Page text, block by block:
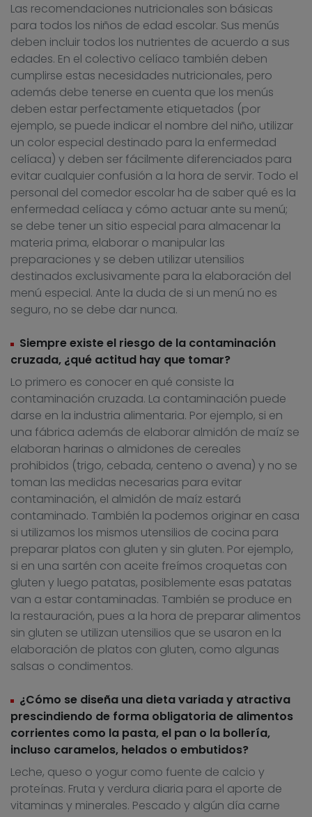
Las recomendaciones nutricionales son básicas
para todos los niños de edad escolar. Sus menús
deben incluir todos los nutrientes de acuerdo a sus
edades. En el colectivo celíaco también deben
cumplirse estas necesidades nutricionales, pero
además debe tenerse en cuenta que los menús
deben estar perfectamente etiquetados (por
ejemplo, se puede indicar el nombre del niño, utilizar
un color especial destinado para la enfermedad
celíaca) y deben ser fácilmente diferenciados para
evitar cualquier confusión a la hora de servir. Todo el
personal del comedor escolar ha de saber qué es la
enfermedad celíaca y cómo actuar ante su menú;
se debe tener un sitio especial para almacenar la
materia prima, elaborar o manipular las
preparaciones y se deben utilizar utensilios
destinados exclusivamente para la elaboración del
menú especial. Ante la duda de si un menú no es
seguro, no se debe dar nunca.
Siempre existe el riesgo de la contaminación
cruzada, ¿qué actitud hay que tomar?
Lo primero es conocer en qué consiste la
contaminación cruzada. La contaminación puede
darse en la industria alimentaria. Por ejemplo, si en
una fábrica además de elaborar almidón de maíz se
elaboran harinas o almidones de cereales
prohibidos (trigo, cebada, centeno o avena) y no se
toman las medidas necesarias para evitar
contaminación, el almidón de maíz estará
contaminado. También la podemos originar en casa
si utilizamos los mismos utensilios de cocina para
preparar platos con gluten y sin gluten. Por ejemplo,
si en una sartén con aceite freímos croquetas con
gluten y luego patatas, posiblemente esas patatas
van a estar contaminadas. También se produce en
la restauración, pues a la hora de preparar alimentos
sin gluten se utilizan utensilios que se usaron en la
elaboración de platos con gluten, como algunas
salsas o condimentos.
¿Cómo se diseña una dieta variada y atractiva
prescindiendo de forma obligatoria de alimentos
corrientes como la pasta, el pan o la bollería,
incluso caramelos, helados o embutidos?
Leche, queso o yogur como fuente de calcio y
proteínas. Fruta y verdura diaria para el aporte de
vitaminas y minerales. Pescado y algún día carne